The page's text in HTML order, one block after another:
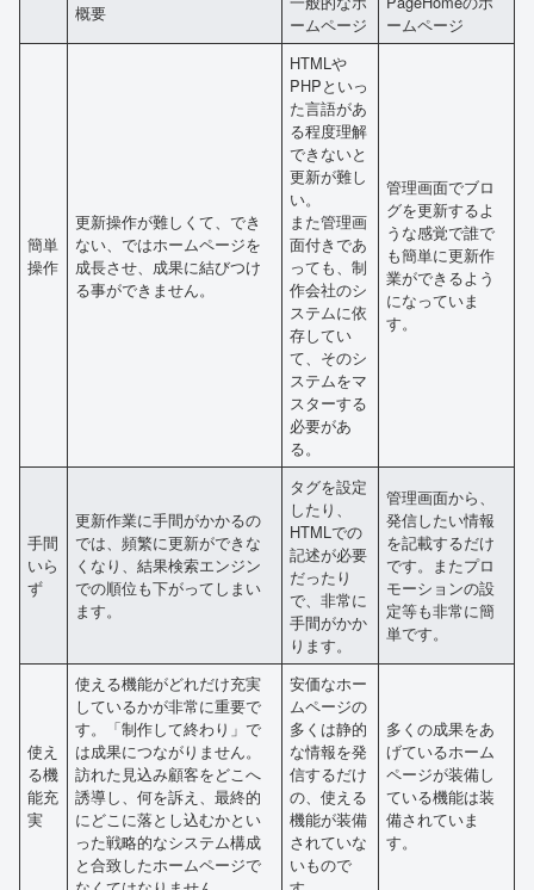
概要
ームページ
ームページ
簡単
操作
更新操作が難しくて、でき
ない、ではホームページを
成長させ、成果に結びつけ
る事ができません。
HTMLや
PHPといっ
た言語があ
る程度理解
できないと
更新が難し
い。
また管理画
面付きであ
っても、制
作会社のシ
ステムに依
存してい
て、そのシ
ステムをマ
スターする
必要があ
る。
管理画面でブロ
グを更新するよ
うな感覚で誰で
も簡単に更新作
業ができるよう
になっていま
す。
手間
いら
ず
更新作業に手間がかかるの
では、頻繁に更新ができな
くなり、結果検索エンジン
での順位も下がってしまい
ます。
タグを設定
したり、
HTMLでの
記述が必要
だったり
で、非常に
手間がかか
ります。
管理画面から、
発信したい情報
を記載するだけ
です。またプロ
モーションの設
定等も非常に簡
単です。
使え
る機
能充
実
使える機能がどれだけ充実
しているかが非常に重要で
す。「制作して終わり」で
は成果につながりません。
訪れた見込み顧客をどこへ
誘導し、何を訴え、最終的
にどこに落とし込むかとい
った戦略的なシステム構成
と合致したホームページで
安価なホー
ムページの
多くは静的
な情報を発
信するだけ
の、使える
機能が装備
されていな
いもので
多くの成果をあ
げているホーム
ページが装備し
ている機能は装
備されていま
す。